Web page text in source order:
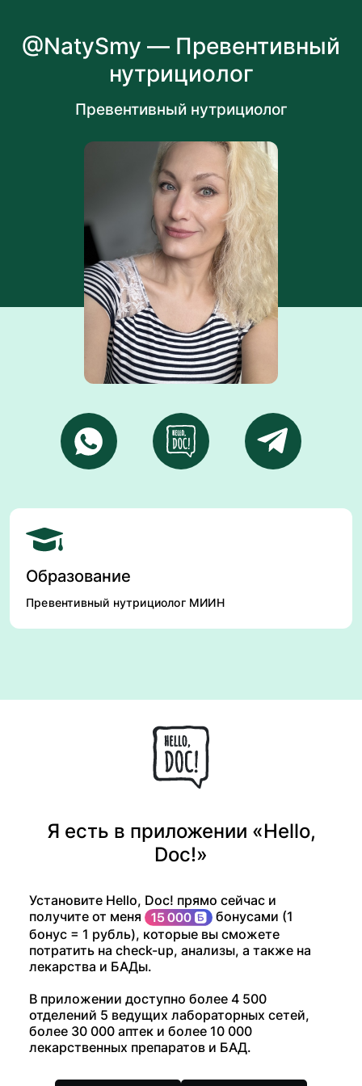
@NatySmy — Превентивный
нутрициолог
Превентивный нутрициолог
Образование
Превентивный нутрициолог МИИН
Я есть в приложении «Hello,
Doc!»
Установите Hello, Doc! прямо сейчас и
получите от меня
бонусами (1
бонус = 1 рубль), которые вы сможете
потратить на check-up, анализы, а также на
лекарства и БАДы.
В приложении доступно более 4 500
отделений 5 ведущих лабораторных сетей,
более 30 000 аптек и более 10 000
лекарственных препаратов и БАД.